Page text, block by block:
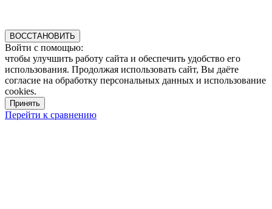
ВОССТАНОВИТЬ
Войти с помощью:
чтобы улучшить работу сайта и обеспечить удобство его
использования. Продолжая использовать сайт, Вы даёте
согласие на обработку персональных данных и использование
cookies.
Принять
Перейти к сравнению